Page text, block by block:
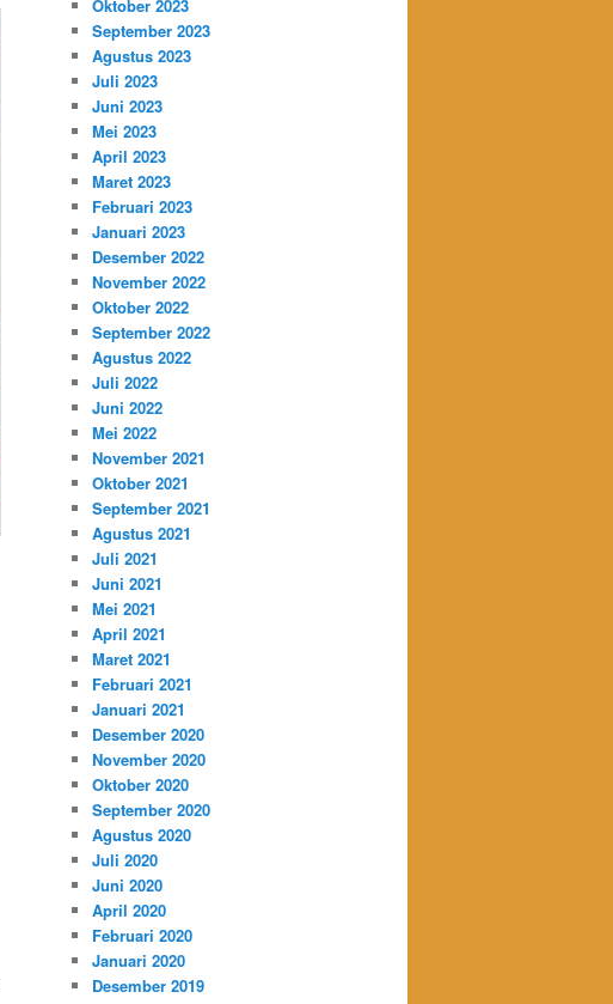
Oktober 2023
September 2023
Agustus 2023
Juli 2023
Juni 2023
Mei 2023
April 2023
Maret 2023
Februari 2023
Januari 2023
Desember 2022
November 2022
Oktober 2022
September 2022
Agustus 2022
Juli 2022
Juni 2022
Mei 2022
November 2021
Oktober 2021
September 2021
Agustus 2021
Juli 2021
Juni 2021
Mei 2021
April 2021
Maret 2021
Februari 2021
Januari 2021
Desember 2020
November 2020
Oktober 2020
September 2020
Agustus 2020
Juli 2020
Juni 2020
April 2020
Februari 2020
Januari 2020
Desember 2019